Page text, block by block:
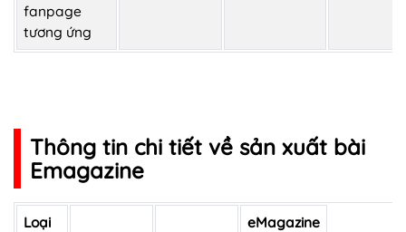
fanpage
tương ứng
Thông tin chi tiết về sản xuất bài
Emagazine
Loại
eMagazine